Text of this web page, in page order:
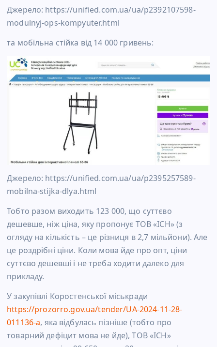
Джерело: https://unified.com.ua/ua/p2392107598-
modulnyj-ops-kompyuter.html
та мобільна стійка від 14 000 гривень:
Джерело: https://unified.com.ua/ua/p2395257589-
mobilna-stijka-dlya.html
Тобто разом виходить 123 000, що суттєво
дешевше, ніж ціна, яку пропонує ТОВ «ІСН» (з
огляду на кількість – це різниця в 2,7 мільйони). Але
це роздрібні ціни. Коли мова йде про опт, ціни
суттєво дешевші і не треба ходити далеко для
прикладу.
У закупівлі Коростенської міськради
https://prozorro.gov.ua/tender/UA-2024-11-28-
011136-a, яка відбулась пізніше (тобто про
товарний дефіцит мова не йде), ТОВ «ІСН»